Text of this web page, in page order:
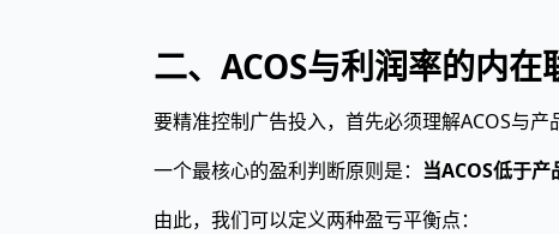
二、ACOS与利润率的内
要精准控制广告投入，首先必须理解ACOS与产
一个最核心的盈利判断原则是： 当ACOS低于产
由此，我们可以定义两种盈亏平衡点：